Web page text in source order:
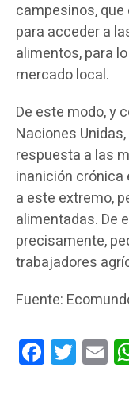
campesinos,
para acceder a
alimentos, para
mercado local.
De este modo, y
Naciones
respuesta a las
inanición crónica
a este extremo,
alimentadas. De
precisamente,
trabajadores
Fuente:
FacebookTwitter